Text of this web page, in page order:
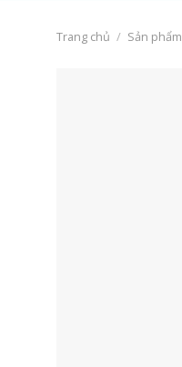
Trang chủ / Sản phẩm